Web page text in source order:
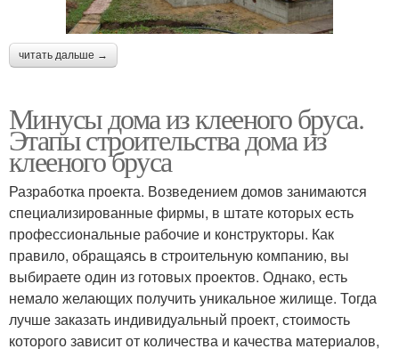
читать дальше →
Минусы дома из клееного бруса.
Этапы строительства дома из
клееного бруса
Разработка проекта. Возведением домов занимаются
специализированные фирмы, в штате которых есть
профессиональные рабочие и конструкторы. Как
правило, обращаясь в строительную компанию, вы
выбираете один из готовых проектов. Однако, есть
немало желающих получить уникальное жилище. Тогда
лучше заказать индивидуальный проект, стоимость
которого зависит от количества и качества материалов,